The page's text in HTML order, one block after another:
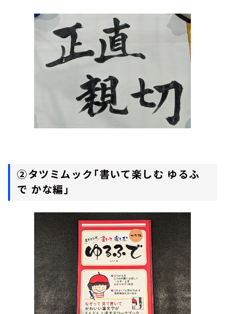
②タツミムック「書いて楽しむ ゆるふ
で かな編」